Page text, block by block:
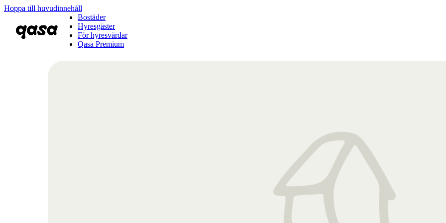
Hoppa till huvudinnehåll
Bostäder
Hyresgäster
För hyresvärdar
Qasa Premium